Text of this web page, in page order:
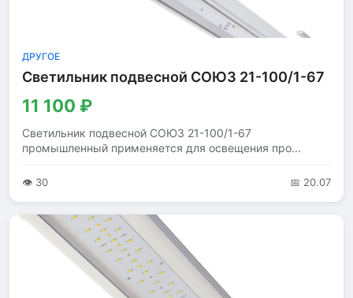
ДРУГОЕ
Светильник подвесной СОЮЗ 21-100/1-67
11 100 ₽
Светильник подвесной СОЮЗ 21-100/1-67
промышленный применяется для освещения про...
👁 30 📅 20.07